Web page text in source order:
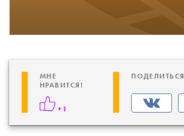
МНЕ
НРАВИТСЯ!
+1
ПОДЕЛИТЬСЯ